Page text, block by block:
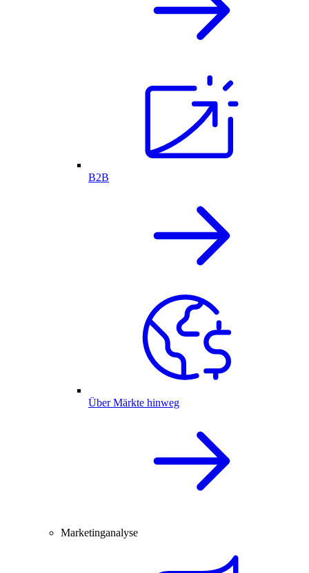
B2B
Über Märkte hinweg
Marketinganalyse